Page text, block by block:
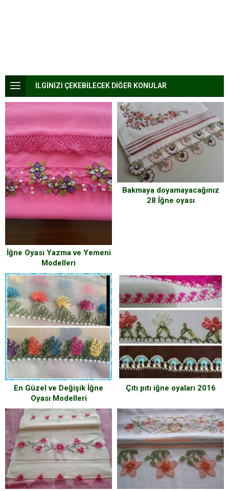
İLGİNİZİ ÇEKEBİLECEK DİĞER KONULAR
İğne Oyası Yazma ve Yemeni
Modelleri
Bakmaya doyamayacağınız
28 İğne oyası
En Güzel ve Değişik İğne
Oyası Modelleri
Çıtı pıtı iğne oyaları 2016